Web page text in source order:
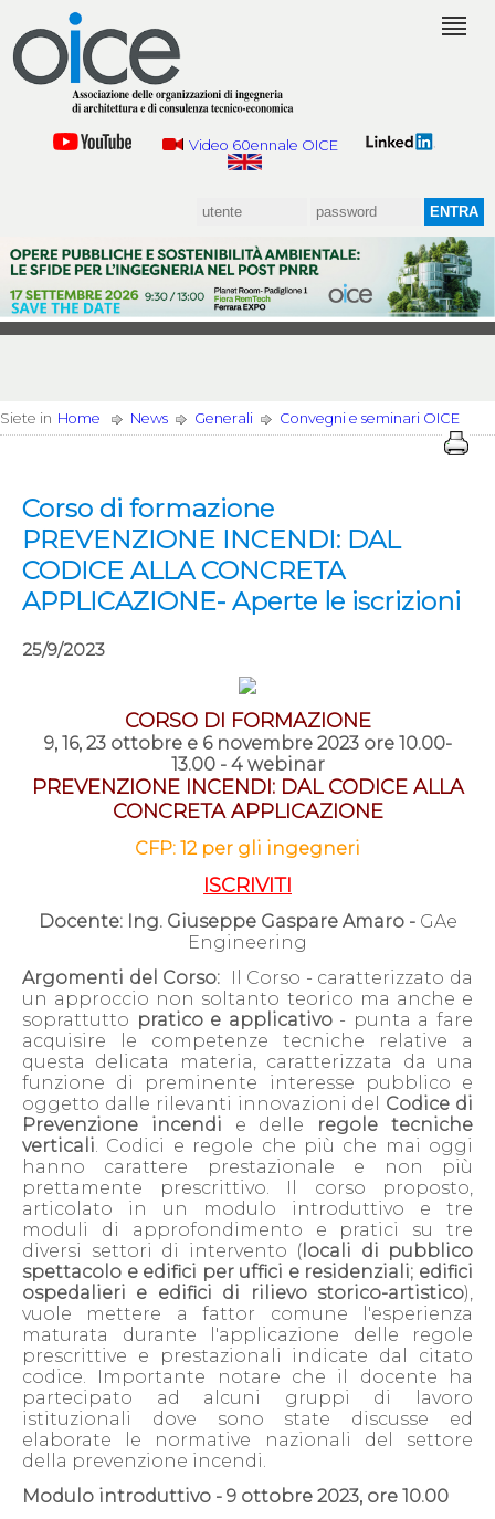
Video 60ennale OICE
Siete in Home News Generali Convegni e seminari OICE
Corso di formazione
PREVENZIONE INCENDI: DAL
CODICE ALLA CONCRETA
APPLICAZIONE- Aperte le iscrizioni
25/9/2023
CORSO DI FORMAZIONE
9, 16, 23 ottobre e 6 novembre 2023 ore 10.00-
13.00 - 4 webinar
PREVENZIONE INCENDI: DAL CODICE ALLA
CONCRETA APPLICAZIONE
CFP: 12 per gli ingegneri
ISCRIVITI
Docente: Ing. Giuseppe Gaspare Amaro -GAe
Engineering
Argomenti del Corso:
Il Corso - caratterizzato da
un approccio non soltanto teorico ma anche e
soprattutto pratico e applicativo- punta a fare
acquisire le competenze tecniche relative a
questa delicata materia, caratterizzata da una
funzione di preminente interesse pubblico e
oggetto dalle rilevanti innovazioni del Codice di
Prevenzione incendi e delle regole tecniche
verticali. Codici e regole che più che mai oggi
hanno carattere prestazionale e non più
prettamente prescrittivo. Il corso proposto,
articolato in un modulo introduttivo e tre
moduli di approfondimento e pratici su tre
diversi settori di intervento ( locali di pubblico
spettacolo e edifici per uffici e residenziali; edifici
ospedalieri e edifici di rilievo storico-artistico),
vuole mettere a fattor comune l'esperienza
maturata durante l'applicazione delle regole
prescrittive e prestazionali indicate dal citato
codice. Importante notare che il docente ha
partecipato ad alcuni gruppi di lavoro
istituzionali dove sono state discusse ed
elaborate le normative nazionali del settore
della prevenzione incendi.
Modulo introduttivo - 9 ottobre 2023, ore 10.00